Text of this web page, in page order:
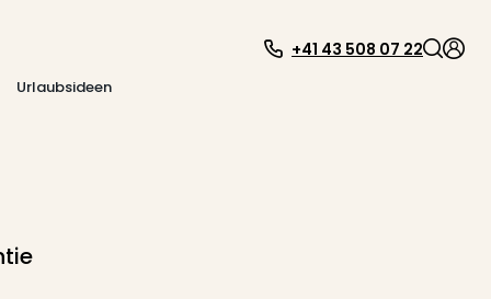
Urlaubsideen
+41 43 508 07 22